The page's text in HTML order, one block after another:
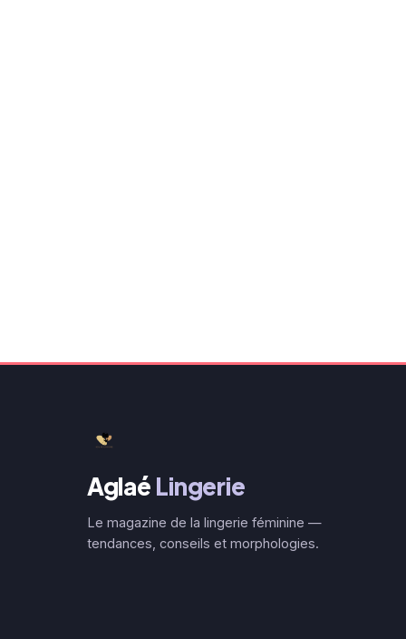
Aglaé Lingerie
Le magazine de la lingerie féminine —
tendances, conseils et morphologies.